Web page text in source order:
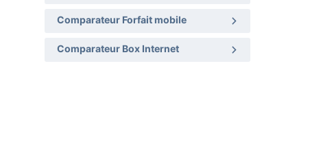
Comparateur Forfait mobile
Comparateur Box Internet